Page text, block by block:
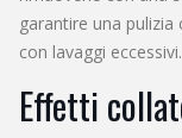
garantire una
con lavaggi eccessivi.
Effetti